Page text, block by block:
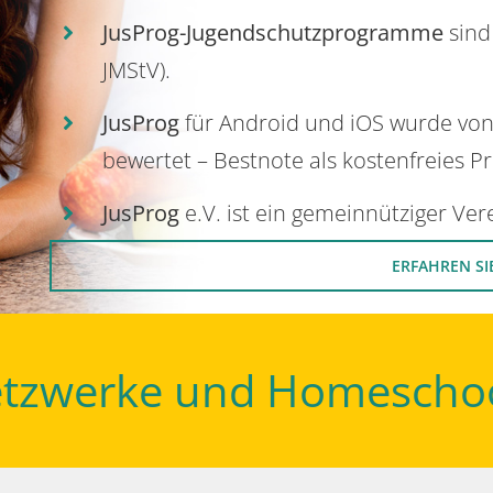
JusProg-Jugendschutzprogrammesind
JMStV).
JusProgfür Android und iOS wurde
bewertet – Bestnote als kostenfreies
JusProge.V. ist ein gemeinnütziger
ERFAHREN
und